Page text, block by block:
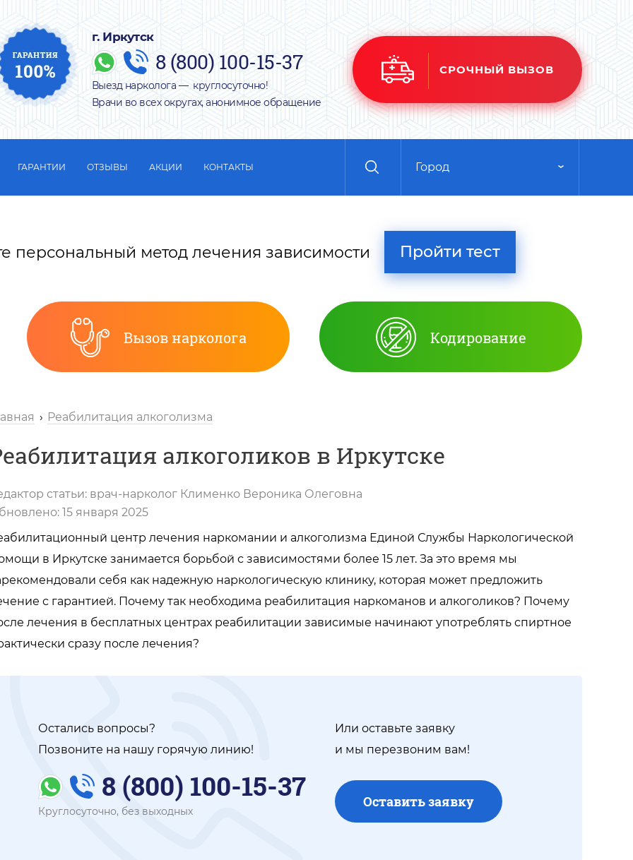
г. Иркутск
8 (800) 100-15-37
Выезд нарколога — круглосуточно!
Врачи во всех округах, анонимное обращение
СРОЧНЫЙ ВЫЗОВ
ГАРАНТИИ ОТЗЫВЫ АКЦИИ КОНТАКТЫ Город
персональный метод лечения зависимости Пройти тест
Вызов нарколога Кодирование
Реабилитация алкоголизма
алкоголиков в Иркутске
статьи: врач-нарколог Клименко Вероника Олеговна
15 января 2025
центр лечения наркомании и алкоголизма Единой Службы Наркологической
в Иркутске занимается борьбой с зависимостями более 15 лет. За это время мы
себя как надежную наркологическую клинику, которая может предложить
с гарантией. Почему так необходима реабилитация наркоманов и алкоголиков? Почему
лечения в бесплатных центрах реабилитации зависимые начинают употреблять спиртное
сразу после лечения?
Остались вопросы?
Позвоните на нашу горячую линию!
8 (800) 100-15-37
Круглосуточно, без выходных
Или оставьте заявку
и мы перезвоним вам!
Оставить заявку